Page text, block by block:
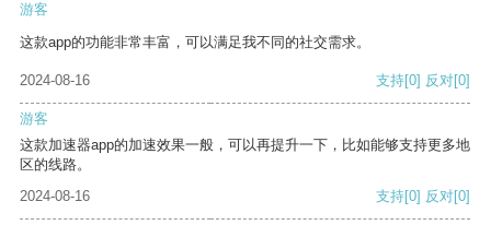
游客
这款app的功能非常丰富，可以满足我不同的社交需求。
2024-08-16 支持[0] 反对[0]
游客
这款加速器app的加速效果一般，可以再提升一下，比如能够支持更多地
区的线路。
2024-08-16
支持[0] 反对[0]